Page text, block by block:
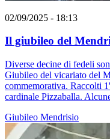
02/09/2025 - 18:13
Il giubileo del
Diverse decine di fedeli
Giubileo del vicariato del
commemorativa. Raccolti
cardinale Pizzaballa.
Giubileo Mendrisio